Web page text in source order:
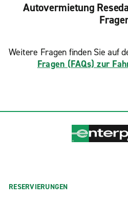
Autovermietung
Weitere Fragen finden Sie auf
Fragen (FAQs) zur
RESERVIERUNGEN